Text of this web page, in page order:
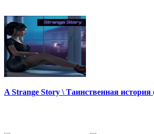
A Strange Story \ Таинственная